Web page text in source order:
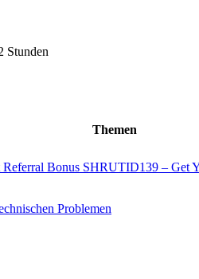
Stunden
Themen
Referral Bonus SHRUTID139 – Get
Problemen